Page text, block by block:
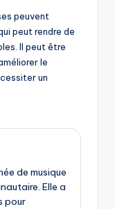
peuvent
peut rendre de
Il peut être
le
un
de musique
Elle a
pour